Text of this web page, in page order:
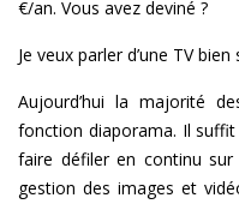
€/an. Vous avez deviné ?
Je veux parler d’une TV bien
Aujourd’hui la majorité
fonction diaporama. Il
faire défiler en continu
gestion des images et